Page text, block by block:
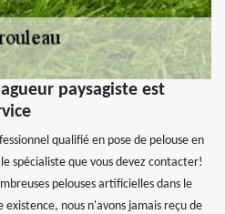
paysagiste est
qualifié en pose de pelouse en
spécialiste que vous devez contacter!
pelouses artificielles dans le
existence, nous n'avons jamais reçu de